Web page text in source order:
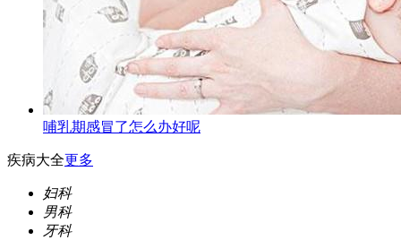
哺乳期感冒了怎么办好呢
疾病大全更多
妇科
男科
牙科